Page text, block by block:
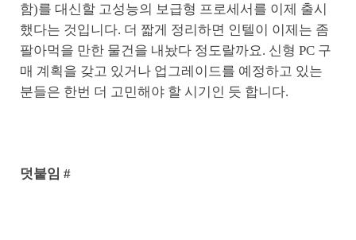
함)를 대신할 고성능의 보급형 프로세서를 이제 출시
했다는 것입니다. 더 짧게 정리하면 인텔이 이제는 좀
팔아먹을 만한 물건을 내놨다 정도랄까요. 신형 PC 구
매 계획을 갖고 있거나 업그레이드를 예정하고 있는
분들은 한번 더 고민해야 할 시기인 듯 합니다.
덧붙임 #